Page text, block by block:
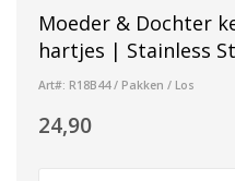
Moeder & Dochter
hartjes | Stainless
Art#: R18B44 / Pakken / Los
24,90